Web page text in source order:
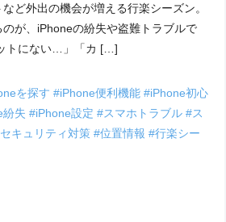
ど外出の機会が増える行楽シーズン。
が、iPhoneの紛失や盗難トラブルで
トにない…」「カ […]
を探す#iPhone便利機能#iPhone初心
紛失#iPhone設定#スマホトラブル#ス
キュリティ対策#位置情報#行楽シー